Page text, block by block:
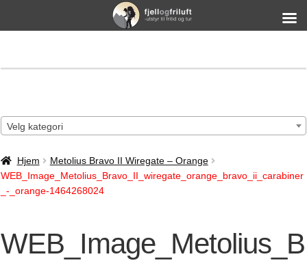
Velg kategori
Hjem
Metolius Bravo II Wiregate – Orange
WEB_Image_Metolius_Bravo_II_wiregate_orange_bravo_ii_carabiner
_-_orange-1464268024
WEB_Image_Metolius_B